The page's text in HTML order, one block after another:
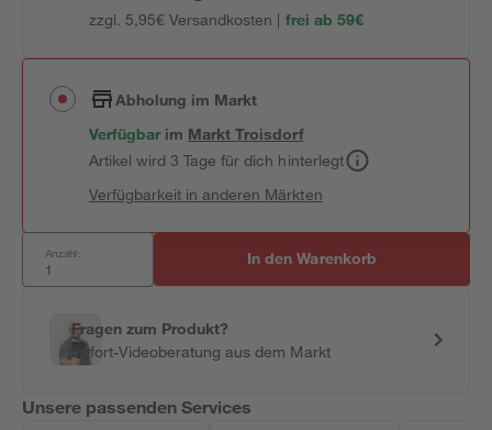
zzgl. 5,95€ Versandkosten | frei ab 59€
Abholung im Markt
Verfügbar im MarktTroisdorf
Artikel wird 3 Tage für dich hinterlegt
Verfügbarkeit in anderen Märkten
Anzahl: In den Warenkorb
Fragen zum Produkt?
Sofort-Videoberatung aus dem Markt
Unsere passenden Services